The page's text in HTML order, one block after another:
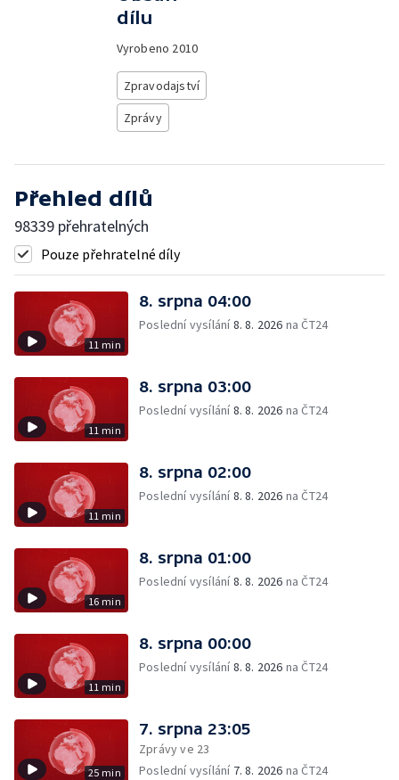
dílu
Vyrobeno 2010
Zpravodajství
Zprávy
Přehled dílů
98339 přehratelných
Pouze přehratelné díly
11 min
8. srpna 04:00
Poslední vysílání8. 8. 2026 na ČT24
11 min
8. srpna 03:00
Poslední vysílání8. 8. 2026 na ČT24
11 min
8. srpna 02:00
Poslední vysílání8. 8. 2026 na ČT24
16 min
8. srpna 01:00
Poslední vysílání8. 8. 2026 na ČT24
11 min
8. srpna 00:00
Poslední vysílání8. 8. 2026 na ČT24
25 min
7. srpna 23:05
Zprávy ve 23
Poslední vysílání 7. 8. 2026 na ČT24